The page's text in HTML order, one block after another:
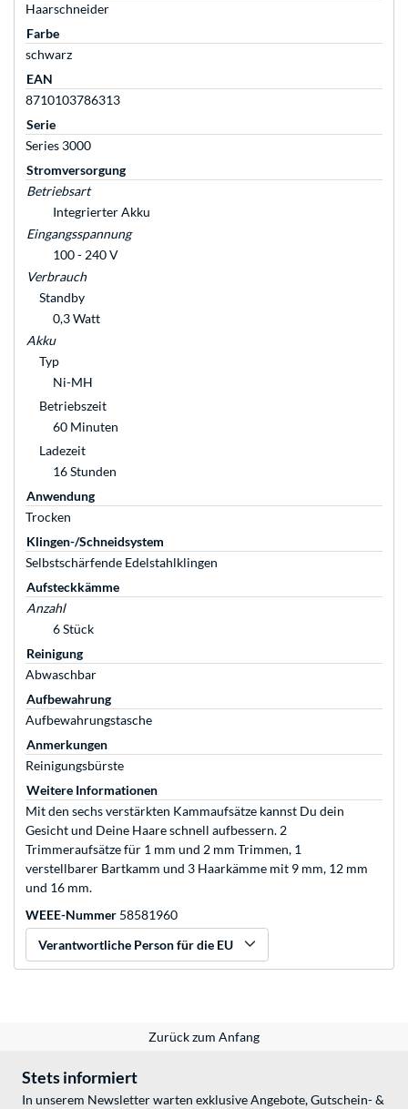
Haarschneider
Farbe
schwarz
EAN
8710103786313
Serie
Series 3000
Stromversorgung
Betriebsart
Integrierter Akku
Eingangsspannung
100 - 240 V
Verbrauch
Standby
0,3 Watt
Akku
Typ
Ni-MH
Betriebszeit
60 Minuten
Ladezeit
16 Stunden
Anwendung
Trocken
Klingen-/Schneidsystem
Selbstschärfende Edelstahlklingen
Aufsteckkämme
Anzahl
6 Stück
Reinigung
Abwaschbar
Aufbewahrung
Aufbewahrungstasche
Anmerkungen
Reinigungsbürste
Weitere Informationen
Mit den sechs verstärkten Kammaufsätze kannst Du dein
Gesicht und Deine Haare schnell aufbessern. 2
Trimmeraufsätze für 1 mm und 2 mm Trimmen, 1
verstellbarer Bartkamm und 3 Haarkämme mit 9 mm, 12 mm
und 16 mm.
WEEE-Nummer 58581960
Verantwortliche Person für die EU
Zurück zum Anfang
Stets informiert
In unserem Newsletter warten exklusive Angebote, Gutschein- &